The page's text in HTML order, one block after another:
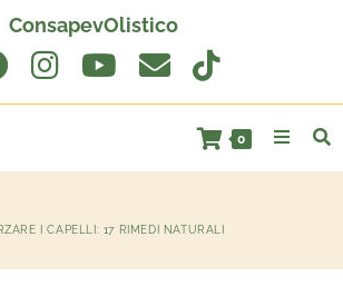
ConsapevOlistico
0
I CAPELLI: 17 RIMEDI NATURALI